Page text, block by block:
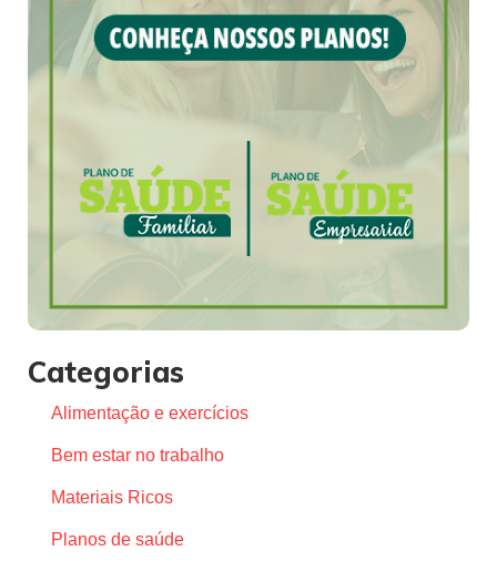
Categorias
Alimentação e exercícios
Bem estar no trabalho
Materiais Ricos
Planos de saúde